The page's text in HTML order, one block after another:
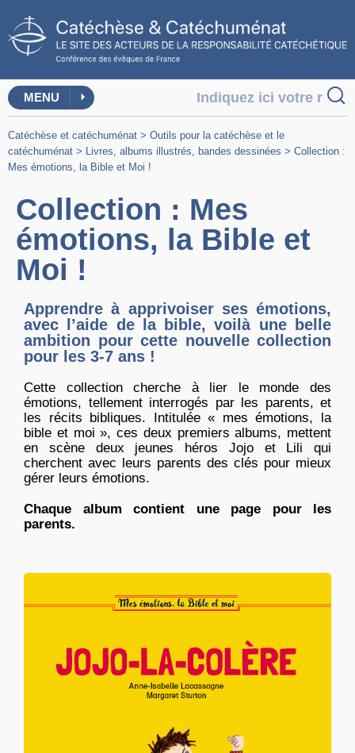
MENU
Catéchèse et catéchuménat > Outils pour la catéchèse et le
catéchuménat > Livres, albums illustrés, bandes dessinées > Collection :
Mes émotions, la Bible et Moi !
Collection : Mes
émotions, la Bible et
Moi !
Apprendre à apprivoiser ses émotions,
avec l’aide de la bible, voilà une belle
ambition pour cette nouvelle collection
pour les 3-7 ans !
Cette collection cherche à lier le monde des
émotions, tellement interrogés par les parents, et
les récits bibliques. Intitulée « mes émotions, la
bible et moi », ces deux premiers albums, mettent
en scène deux jeunes héros Jojo et Lili qui
cherchent avec leurs parents des clés pour mieux
gérer leurs émotions.
Chaque album contient une page pour les
parents.